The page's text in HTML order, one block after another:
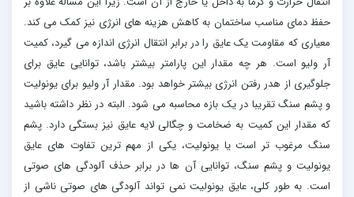
حفظ دمای مناسب ساختمان به کاهش هزینه های انرژی نیز کمک می کند.
معیاری که مقاومت یک عایق را در برابر انتقال انرژی اندازه می گیرد، کمیت
آر ولیو است. هر چه مقدار این پارامتر بیشتر باشد، توانایی عایق برای
جلوگیری از هدر رفتن انرژی بیشتر خواهد بود. مقدار آر ولیو برای یونولیت
و پشم سنگ تقریبا در یک بازه محاسبه می شود. البته در نظر داشته باشید
که مقدار این کمیت به ضخامت و چگالی لایه عایق نیز بستگی دارد. پشم
سنگ مرغوب تر است یا یونولیت، یکی از مهم ترین تفاوت های عایق
یونولیت و پشم سنگ، توانایی آن ها در برابر حذف آلودگی های صوتی
است. به طور کلی، عایق یونولیت نمی تواند آلودگی های صوتی ناشی از